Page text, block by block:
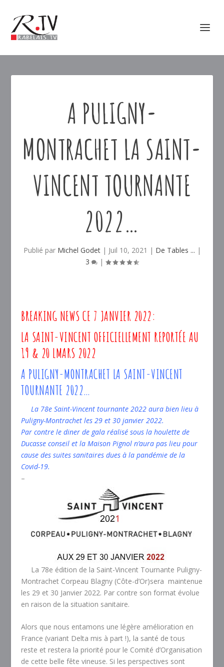
A PULIGNY-
MONTRACHET LA SAINT-
VINCENT TOURNANTE
2022…
Publié par Michel Godet| Juil 10, 2021 | De Tables ... |
3
|
BREAKING NEWS CE 7 JANVIER 2022:
LA SAINT-VINCENT OFFICIELLEMENT REPORTÉE AU
19 & 20 LMARS 2022
A PULIGNY-MONTRACHET LA SAINT-VINCENT
TOURNANTE 2022…
La 78e Saint-Vincent tournante 2022 aura bien lieu à
Puligny-Montrachet les 29 et 30 janvier 2022.
Par contre le diner de gala réalisé sous la houlette de
Ducasse conseil et la Maison Pignol n’aura pas lieu pour
cause des suites sanitaires dues à la pandémie de la
Covid-19.
–
La 78e édition de la Saint-Vincent Tournante Puligny-
Montrachet Corpeau Blagny (Côte-d’Or)sera maintenue
les 29 et 30 Janvier 2022. Par contre son format évolue
en raison de la situation sanitaire.
Alors que nous entamons une légère amélioration en
France (variant Delta mis à part !), la santé de tous
reste et restera la priorité pour le Comité d’Organisation
de cette belle fête vineuse. Si les perspectives sont